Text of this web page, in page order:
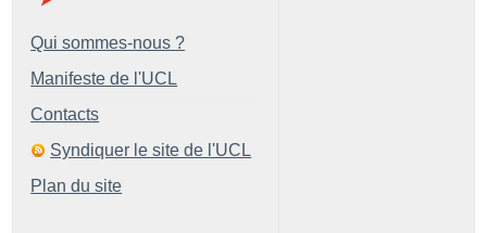
Qui sommes-nous ?
Manifeste de l'UCL
Contacts
Syndiquer le site de l'UCL
Plan du site